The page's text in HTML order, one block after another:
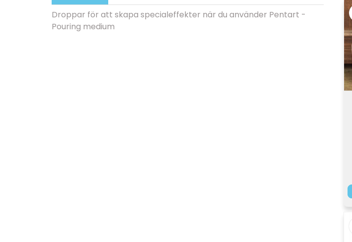
Droppar för att skapa specialeffekter när du använder Pentart -
Pouring medium